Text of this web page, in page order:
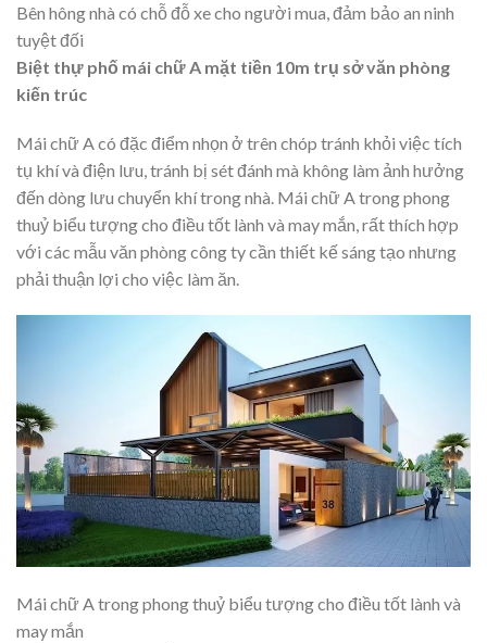
Bên hông nhà có chỗ đỗ xe cho người mua, đảm bảo an ninh
tuyệt đối
Biệt thự phố mái chữ A mặt tiền 10m trụ sở văn phòng
kiến trúc
Mái chữ A có đặc điểm nhọn ở trên chóp tránh khỏi việc tích
tụ khí và điện lưu, tránh bị sét đánh mà không làm ảnh hưởng
đến dòng lưu chuyển khí trong nhà. Mái chữ A trong phong
thuỷ biểu tượng cho điều tốt lành và may mắn, rất thích hợp
với các mẫu văn phòng công ty cần thiết kế sáng tạo nhưng
phải thuận lợi cho việc làm ăn.
Mái chữ A trong phong thuỷ biểu tượng cho điều tốt lành và
may mắn